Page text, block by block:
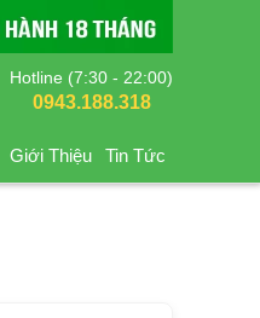
Hotline (7:30 - 22:00)
0943.188.318
Giới Thiệu Tin Tức